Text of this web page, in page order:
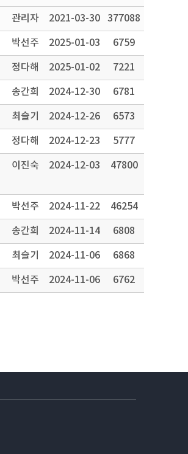
관리자 2021-03-30 377088
박선주 2025-01-03 6759
정다해 2025-01-02 7221
송간희 2024-12-30 6781
최슬기 2024-12-26 6573
정다해 2024-12-23 5777
이진숙 2024-12-03 47800
박선주 2024-11-22 46254
송간희 2024-11-14 6808
최슬기 2024-11-06 6868
박선주 2024-11-06 6762